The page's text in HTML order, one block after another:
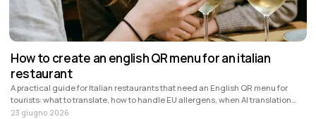
How to create an english QR menu for an italian
restaurant
A practical guide for Italian restaurants that need an English QR menu for
tourists: what to translate, how to handle EU allergens, when AI translation
helps and how Stello fits.
23 giugno 2026